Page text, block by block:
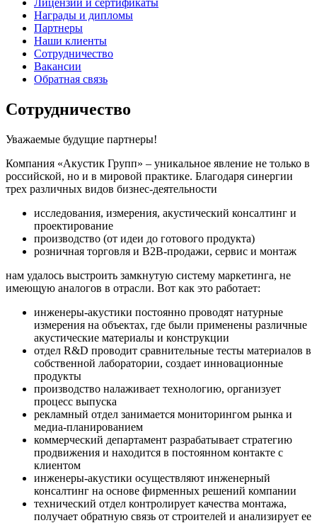
Лицензии и сертификаты
Награды и дипломы
Партнеры
Наши клиенты
Сотрудничество
Вакансии
Обратная связь
Сотрудничество
Уважаемые будущие партнеры!
Компания «Акустик Групп» – уникальное явление не только в
российской, но и в мировой практике. Благодаря синергии
трех различных видов бизнес-деятельности
исследования, измерения, акустический консалтинг и
проектирование
производство (от идеи до готового продукта)
розничная торговля и В2В-продажи, сервис и монтаж
нам удалось выстроить замкнутую систему маркетинга, не
имеющую аналогов в отрасли. Вот как это работает:
инженеры-акустики постоянно проводят натурные
измерения на объектах, где были применены различные
акустические материалы и конструкции
отдел R&D проводит сравнительные тесты материалов в
собственной лаборатории, создает инновационные
продукты
производство налаживает технологию, организует
процесс выпуска
рекламный отдел занимается мониторингом рынка и
медиа-планированием
коммерческий департамент разрабатывает стратегию
продвижения и находится в постоянном контакте с
клиентом
инженеры-акустики осуществляют инженерный
консалтинг на основе фирменных решений компании
технический отдел контролирует качества монтажа,
получает обратную связь от строителей и анализирует ее